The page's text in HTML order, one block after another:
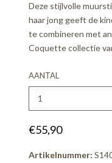
Deze stijlvolle
haar jong geeft de
te combineren met
Coquette collectie
AANTAL
€55,90
Artikelnummer: